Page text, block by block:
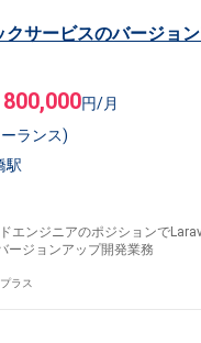
クサービスのバージョ
800,000円/月
ランス)
駅
エンジニアのポジションで
ージョンアップ開発業務
ラス